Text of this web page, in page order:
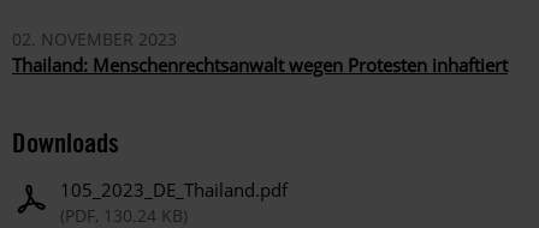
02. NOVEMBER 2023
Thailand: Menschenrechtsanwalt wegen Protesten inhaftiert
Downloads
105_2023_DE_Thailand.pdf
(PDF, 130.24 KB)